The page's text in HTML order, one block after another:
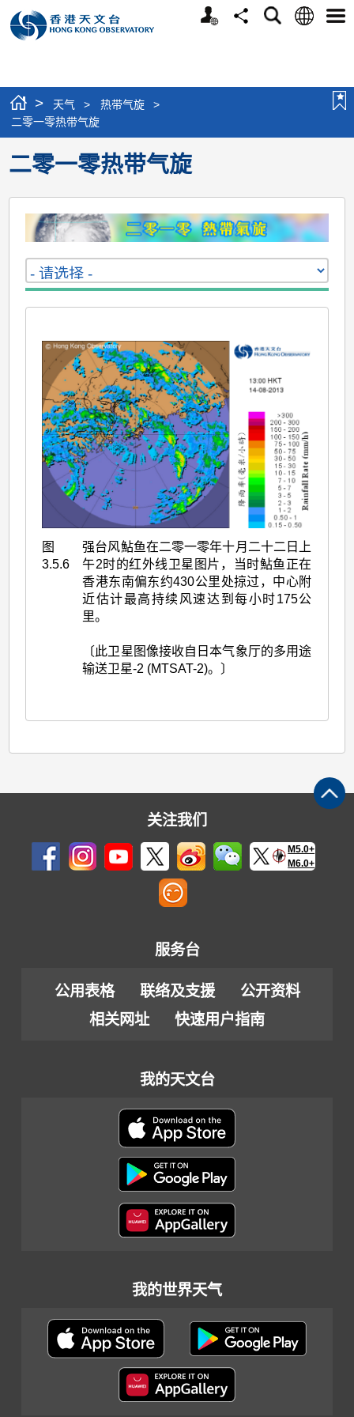
个
分
搜
语
选
> 天气 > 热带气旋
>
二零一零热带气旋
二零一零热带气旋
图
3.5.6
强台风鮎鱼在二零一零年十月二十二日上
午2时的红外线卫星图片，当时鮎鱼正在
香港东南偏东约430公里处掠过，中心附
近估计最高持续风速达到每小时175公
里。
〔此卫星图像接收自日本气象厅的多用途
输送卫星-2 (MTSAT-2)。〕
关注我们
M5.0+
M6.0+
服务台
公用表格 联络及支援
公开资料
相关网址
快速用户指南
我的天文台
我的世界天气